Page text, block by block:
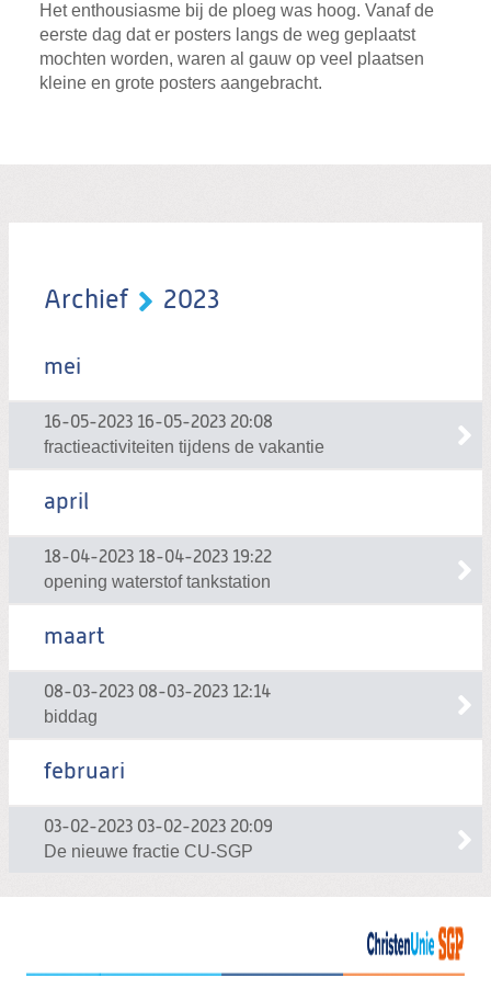
Het enthousiasme bij de ploeg was hoog. Vanaf de
eerste dag dat er posters langs de weg geplaatst
mochten worden, waren al gauw op veel plaatsen
kleine en grote posters aangebracht.
Archief 2023
mei
16-05-2023 16-05-2023 20:08
fractieactiviteiten tijdens de vakantie
april
18-04-2023 18-04-2023 19:22
opening waterstof tankstation
maart
08-03-2023 08-03-2023 12:14
biddag
februari
03-02-2023 03-02-2023 20:09
De nieuwe fractie CU-SGP